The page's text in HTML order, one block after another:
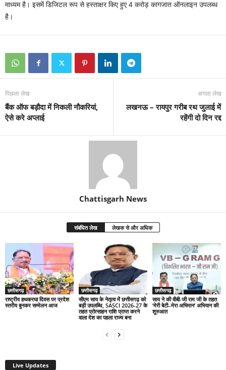
माध्यम है। इसमें डिजिटल रूप से हस्ताक्षर किए हुए 4 करोड़ कागजात ऑनलाइन उपलब्ध
है।
पिछला लेख
बैंक ऑफ बड़ौदा में निकली नौकरियां,
ऐसे करे अप्लाई
अगला लेख
लखनऊ – रायपुर गरीब रथ जुलाई में
रहेंगी दो दिन रद्द
Chattisgarh News
संबंधित लेख लेखक से और अधिक
छत्तीसगढ़
राष्ट्रीय हथकरघा दिवस पर प्रदेश
स्तरीय बुनकर सम्मेलन आज
छत्तीसगढ़
सीएम साय के नेतृत्व में छत्तीसगढ़ को
बड़ी उपलब्धि, SASCI 2026-27 के
तहत प्रोत्साहन राशि प्राप्त करने
वाला देश का पहला राज्य बना
छत्तीसगढ़
साय ने की वीबी-जी राम जी के तहत
‘मेरी बेटी–मेरा अभिमान’ अभियान की
शुरुआत
Live Updates